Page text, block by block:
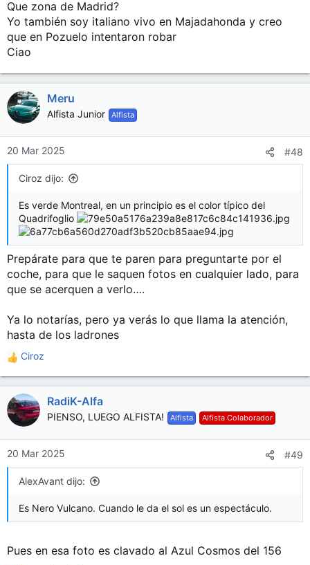
Que zona de Madrid?
Yo también soy italiano vivo en Majadahonda y creo
que en Pozuelo intentaron robar
Ciao
Meru
Alfista Junior Alfista
20 Mar 2025 #48
Ciroz dijo:
Es verde Montreal, en un principio es el color típico del
Quadrifoglio
Prepárate para que te paren para preguntarte por el
coche, para que le saquen fotos en cualquier lado, para
que se acerquen a verlo….
Ya lo notarías, pero ya verás lo que llama la atención,
hasta de los ladrones
R
e
a
c
c
o
n
e
Ciroz
RadiK-Alfa
PIENSO, LUEGO ALFISTA! Alfista Alfista Colaborador
20 Mar 2025 #49
AlexAvant dijo:
Es Nero Vulcano. Cuando le da el sol es un espectáculo.
Pues en esa foto es clavado al Azul Cosmos del 156